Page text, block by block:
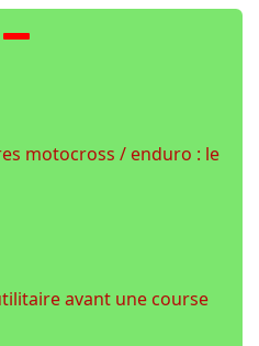
motocross / enduro : le
avant une course